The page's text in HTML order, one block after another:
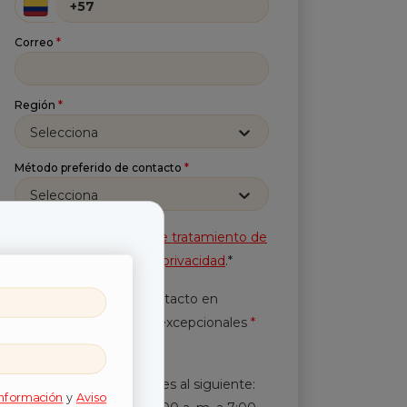
Correo *
Región *
Selecciona
Método preferido de contacto *
Selecciona
Política de tratamiento de
Aviso de privacidad.*
Autorización de contacto en
horarios y periodicidad excepcionales *
Leer más.
En horarios diferentes al siguiente:
y Aviso